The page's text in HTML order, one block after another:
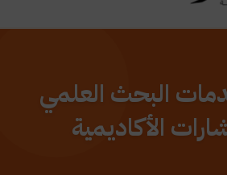
البحث العلمي
الأكاديمية